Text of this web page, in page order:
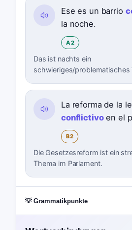
Ese es un barrio
la noche.
A2
Das ist nachts ein
schwieriges/problematisches
La reforma de la
conflictivoen el
B2
Die Gesetzesreform ist ein
Thema im Parlament.
💡 Grammatikpunkte